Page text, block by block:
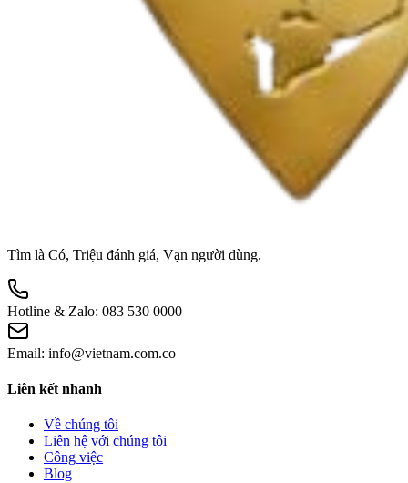
Tìm là Có, Triệu đánh giá, Vạn người dùng.
Hotline & Zalo: 083 530 0000
Email: info@vietnam.com.co
Liên kết nhanh
Về chúng tôi
Liên hệ với chúng tôi
Công việc
Blog